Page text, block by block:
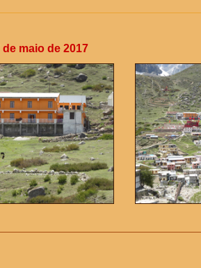
de maio de 2017